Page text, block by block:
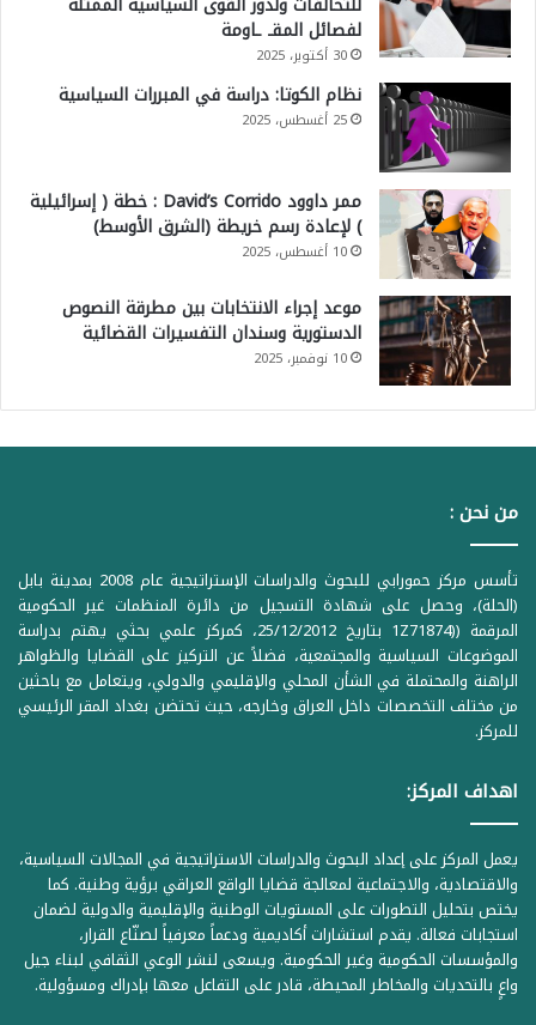
لفصائل المقـ ـاومة
30 أكتوبر، 2025
نظام الكوتا: دراسة في المبررات السياسية
25 أغسطس، 2025
ممر داوود David’s Corrido : خطة ( إسرائيلية
) لإعادة رسم خريطة (الشرق الأوسط)
10 أغسطس، 2025
موعد إجراء الانتخابات بين مطرقة النصوص
الدستورية وسندان التفسيرات القضائية
10 نوفمبر، 2025
من نحن :
تأسس مركز حمورابي للبحوث والدراسات الإستراتيجية عام 2008 بمدينة بابل
(الحلة)، وحصل على شهادة التسجيل من دائرة المنظمات غير الحكومية
المرقمة ((1Z71874 بتاريخ 25/12/2012، كمركز علمي بحثي يهتم بدراسة
الموضوعات السياسية والمجتمعية، فضلاً عن التركيز على القضايا والظواهر
الراهنة والمحتملة في الشأن المحلي والإقليمي والدولي، ويتعامل مع باحثين
من مختلف التخصصات داخل العراق وخارجه، حيث تحتضن بغداد المقر الرئيسي
للمركز.
اهداف المركز:
يعمل المركز على إعداد البحوث والدراسات الاستراتيجية في المجالات السياسية،
والاقتصادية، والاجتماعية لمعالجة قضايا الواقع العراقي برؤية وطنية. كما
يختص بتحليل التطورات على المستويات الوطنية والإقليمية والدولية لضمان
استجابات فعالة. يقدم استشارات أكاديمية ودعماً معرفياً لصنّاع القرار،
والمؤسسات الحكومية وغير الحكومية. ويسعى لنشر الوعي الثقافي لبناء جيل
واعٍ بالتحديات والمخاطر المحيطة، قادر على التفاعل معها بإدراك ومسؤولية.